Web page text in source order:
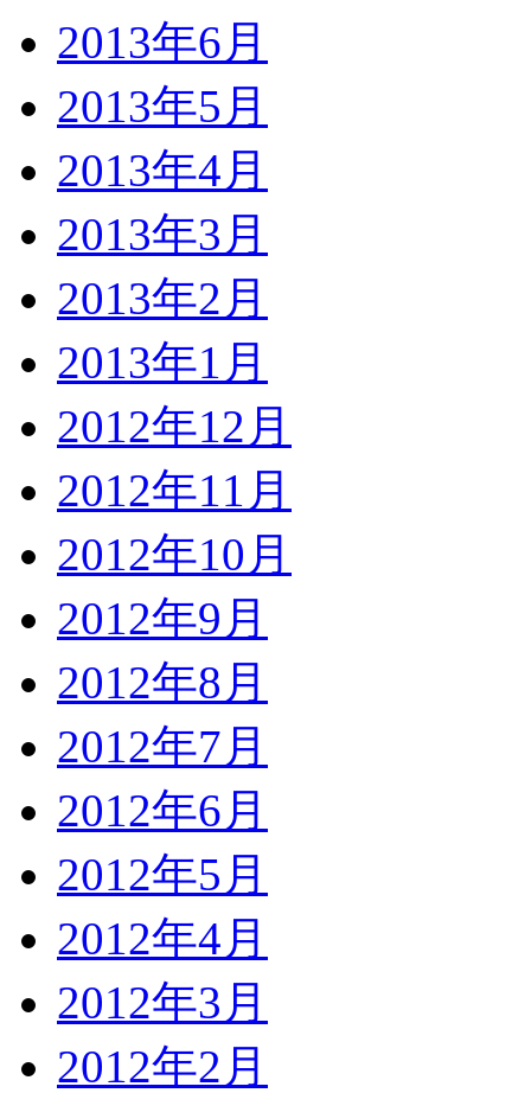
2013年6月
2013年5月
2013年4月
2013年3月
2013年2月
2013年1月
2012年12月
2012年11月
2012年10月
2012年9月
2012年8月
2012年7月
2012年6月
2012年5月
2012年4月
2012年3月
2012年2月